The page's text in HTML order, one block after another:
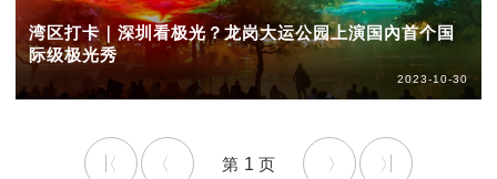
湾区打卡｜深圳看极光？龙岗大运公园上演国內首个国
际级极光秀
2023-10-30
1